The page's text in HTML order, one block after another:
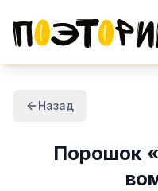
Назад
Порошок «